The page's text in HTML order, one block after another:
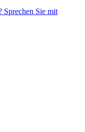
Sprechen Sie mit